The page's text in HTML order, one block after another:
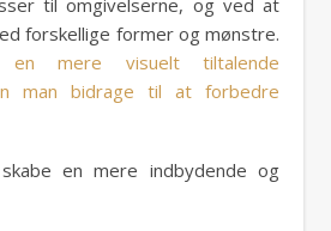
forskellige former og mønstre.
mere visuelt tiltalende
man bidrage til at forbedre
en mere indbydende og